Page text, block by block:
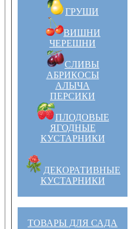
ГРУШИ
ВИШНИ
ЧЕРЕШНИ
СЛИВЫ
АБРИКОСЫ
АЛЫЧА
ПЕРСИКИ
ПЛОДОВЫЕ
ЯГОДНЫЕ
КУСТАРНИКИ
ДЕКОРАТИВНЫЕ
КУСТАРНИКИ
ТОВАРЫ ДЛЯ САДА